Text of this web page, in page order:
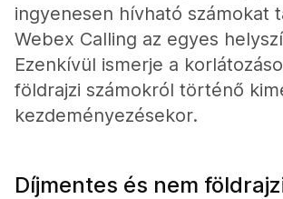
ingyenesen hívható számokat
Webex Calling az egyes
Ezenkívül ismerje a
földrajzi számokról történő
kezdeményezésekor.
Díjmentes és nem